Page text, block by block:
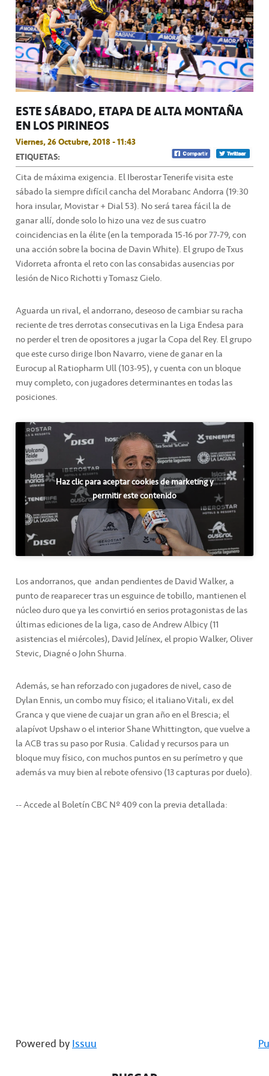
ESTE SÁBADO, ETAPA DE ALTA MONTAÑA
EN LOS PIRINEOS
Viernes, 26 Octubre, 2018 - 11:43
ETIQUETAS:
Cita de máxima exigencia. El Iberostar Tenerife visita este
sábado la siempre difícil cancha del Morabanc Andorra (19:30
hora insular, Movistar + Dial 53). No será tarea fácil la de
ganar allí, donde solo lo hizo una vez de sus cuatro
coincidencias en la élite (en la temporada 15-16 por 77-79, con
una acción sobre la bocina de Davin White). El grupo de Txus
Vidorreta afronta el reto con las consabidas ausencias por
lesión de Nico Richotti y Tomasz Gielo.
Aguarda un rival, el andorrano, deseoso de cambiar su racha
reciente de tres derrotas consecutivas en la Liga Endesa para
no perder el tren de opositores a jugar la Copa del Rey. El grupo
que este curso dirige Ibon Navarro, viene de ganar en la
Eurocup al Ratiopharm Ull (103-95), y cuenta con un bloque
muy completo, con jugadores determinantes en todas las
posiciones.
Haz clic para aceptar cookies de marketing y
permitir este contenido
Los andorranos, que andan pendientes de David Walker, a
punto de reaparecer tras un esguince de tobillo, mantienen el
núcleo duro que ya les convirtió en serios protagonistas de las
últimas ediciones de la liga, caso de Andrew Albicy (11
asistencias el miércoles), David Jelínex, el propio Walker, Oliver
Stevic, Diagné o John Shurna.
Además, se han reforzado con jugadores de nivel, caso de
Dylan Ennis, un combo muy físico; el italiano Vitali, ex del
Granca y que viene de cuajar un gran año en el Brescia; el
alapívot Upshaw o el interior Shane Whittington, que vuelve a
la ACB tras su paso por Rusia. Calidad y recursos para un
bloque muy físico, con muchos puntos en su perímetro y que
además va muy bien al rebote ofensivo (13 capturas por duelo).
-- Accede al Boletín CBC Nº 409 con la previa detallada:
Powered byIssuu